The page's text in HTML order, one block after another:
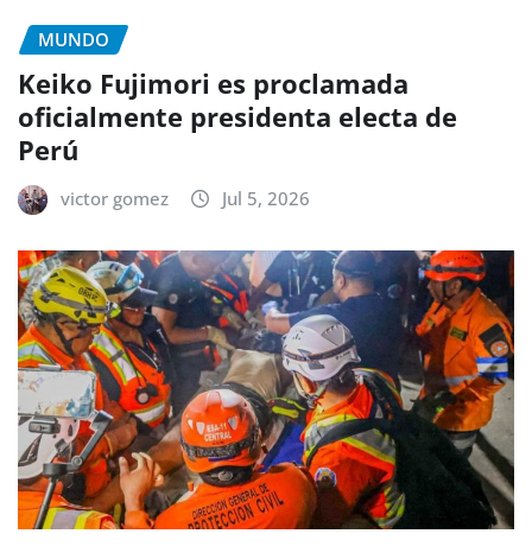
MUNDO
Keiko Fujimori es proclamada
oficialmente presidenta electa de
Perú
victor gomez Jul 5, 2026